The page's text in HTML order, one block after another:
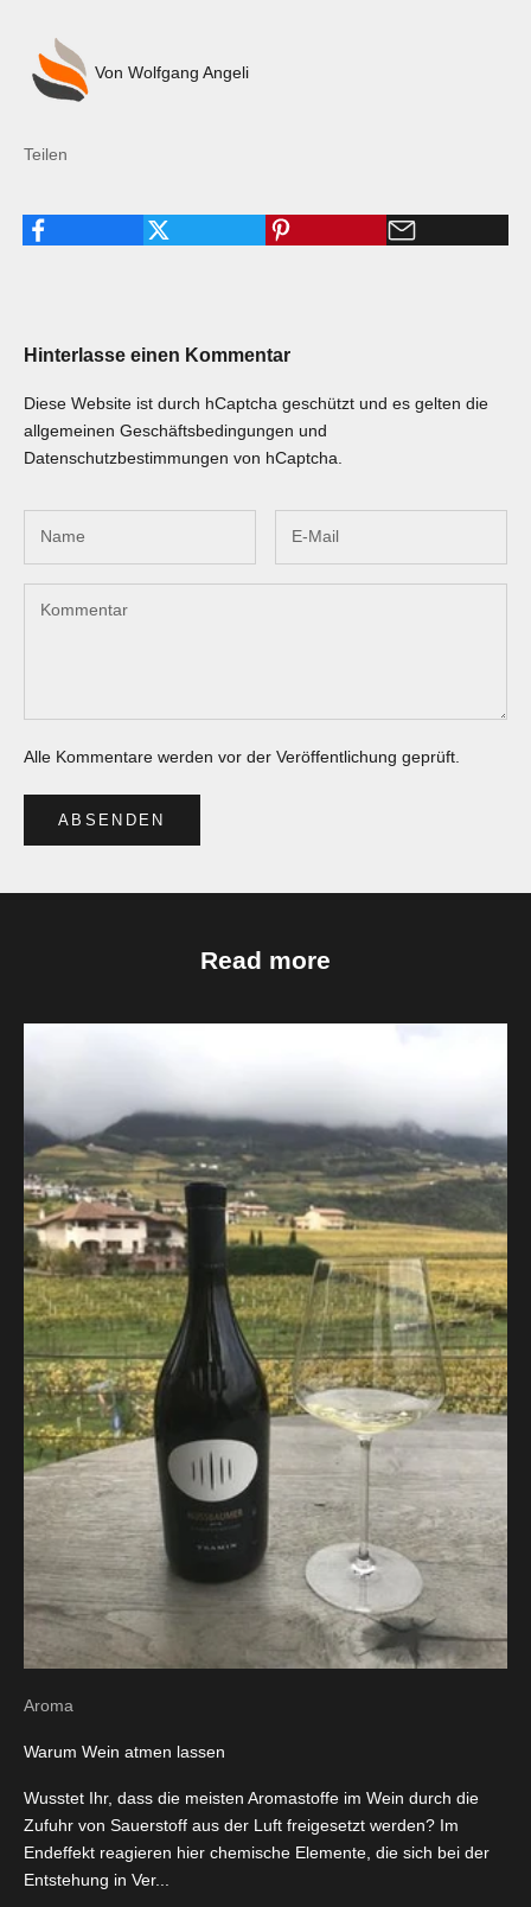
Von Wolfgang Angeli
Teilen
Hinterlasse einen Kommentar
Diese Website ist durch hCaptcha geschützt und es gelten die
allgemeinen Geschäftsbedingungen und
Datenschutzbestimmungen von hCaptcha.
Alle Kommentare werden vor der Veröffentlichung geprüft.
ABSENDEN
Read more
Aroma
Warum Wein atmen lassen
Wusstet Ihr, dass die meisten Aromastoffe im Wein durch die
Zufuhr von Sauerstoff aus der Luft freigesetzt werden? Im
Endeffekt reagieren hier chemische Elemente, die sich bei der
Entstehung in Ver...